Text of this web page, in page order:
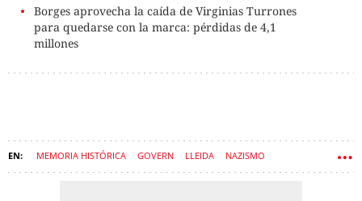
Borges aprovecha la caída de Virginias Turrones
para quedarse con la marca: pérdidas de 4,1
millones
MEMORIA HISTÓRICA GOVERN LLEIDA NAZISMO